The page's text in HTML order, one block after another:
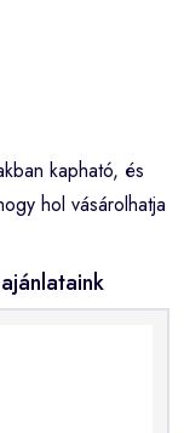
kapható, és
hol vásárolhatja